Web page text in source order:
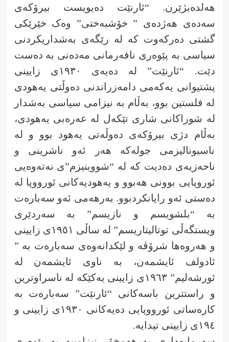
هەلدەبژێرن. “ئارنێت دەیویست بیرۆکەی
سەدەی هەژدەی ” خۆشبەختی” وەک خێرێکی
گشتی دەرکەوت کە لە رێگەی بەشداریکردنی
سیاسی بە پێوەری نافەرمانی مەدەنی بە دەست
دێت. “ئارنێت” لە دەیەی ١٩٣٠ی زایینی
پشتیوانی یەکەمی دامەزراندنی دەوڵتی یەهودی
لە فلستین بوو، بەڵام بە نیزامی سیاسی بەشدار
لە شوراکانی شاری تێکەل لە عەرەبی یەهودی،
بەڵام دژی بیرۆکەی دەوڵەتی یەهود بوو و لە
ناسیونالیزمی جولەکە هەر ئەو ناشرینی و
ناحەزیەی دەدیت کە لە “شووینیزم”ی نەتەوەیی
ئوروپایی بوونی هەبوو و یەهودیەکانی ئورووپا لە
دەستی ئەو رایانکردبوو. بەرهەمی ئەو سەبارەت
بە “بلشویسم و نازیسم” بە سەردێری
ویستگەڵی توتالیتاریسم” لە ساڵی ١٩٥١ی زایینی
و هەروەها شرۆڤە و لێکدانەوەی سەبارەت بە ”
ئادولف ئایشمەن، بە ناوی ئایشمەن لە
ئورشەلیم” ١٩٦٣ی زایینی یەکێکە لە ناسراوترین
و راستترین باسەکانی “ئارنێت” سەبارەت بە
کارەساتی ئورووپایی دەیەکانی ١٩٣٠ی زایینی و
١٩٤ی زایینی تیدایە.